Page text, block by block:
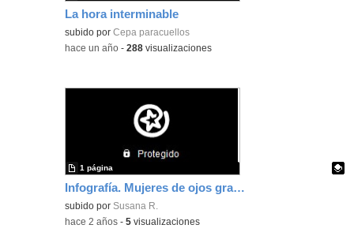
La hora interminable
subido porCepa paracuellos
-hace un año -288 visualizaciones
Infografía. Mujeres de ojos grandes
Contenido educativo.
subido por Susana R.
1 página
-hace 2 años -5 visualizaciones